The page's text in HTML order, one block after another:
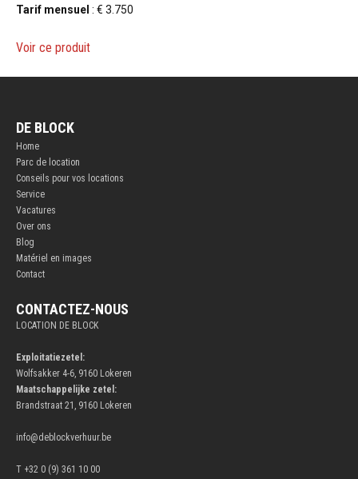
Tarif mensuel : € 3.750
Voir ce produit
DE BLOCK
Home
Parc de location
Conseils pour vos locations
Service
Vacatures
Over ons
Blog
Matériel en images
Contact
CONTACTEZ-NOUS
LOCATION DE BLOCK
Exploitatiezetel:
Wolfsakker 4-6, 9160 Lokeren
Maatschappelijke zetel:
Brandstraat 21, 9160 Lokeren
info@deblockverhuur.be
T +32 0 (9) 361 10 00